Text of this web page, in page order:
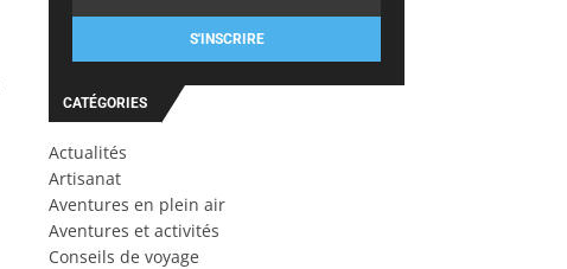
S'INSCRIRE
CATÉGORIES
Actualités
Artisanat
Aventures en plein air
Aventures et activités
Conseils de voyage